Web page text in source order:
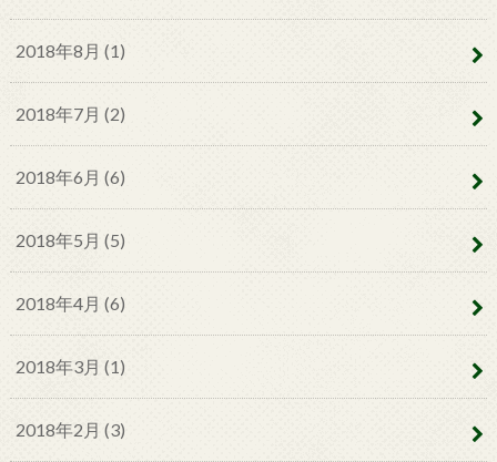
2018年8月 (1)
2018年7月 (2)
2018年6月 (6)
2018年5月 (5)
2018年4月 (6)
2018年3月 (1)
2018年2月 (3)